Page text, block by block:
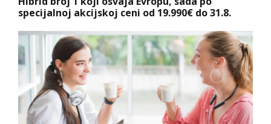
specijalnoj akcijskoj ceni od 19.990€ do 31.8.